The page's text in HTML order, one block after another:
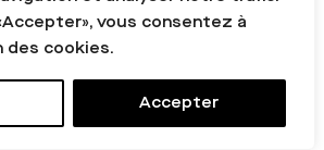
vous consentez à
cookies.
Accepter